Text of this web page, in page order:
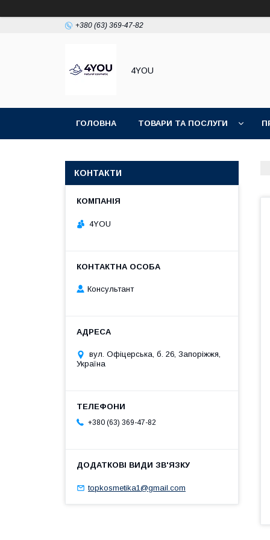
+380 (63) 369-47-82
4YOU
ГОЛОВНА ТОВАРИ ТА ПОСЛУГИ
КОНТАКТИ
4YOU
Консультант
вул. Офіцерська, б. 26, Запоріжжя,
Україна
+380 (63) 369-47-82
topkosmetika1@gmail.com